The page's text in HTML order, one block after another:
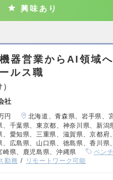
興味あり
機器営業からAI領域
ルス職
社
円
北海道、青森県、岩手県、
、千葉県、東京都、神奈川県、新
、愛知県、三重県、滋賀県、京都
、広島県、山口県、徳島県、香川県
崎県、鹿児島県、沖縄県
ベン
勤務 リモートワーク可能